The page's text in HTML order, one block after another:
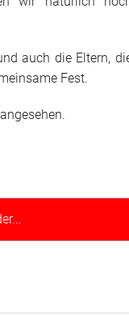
auch die Eltern,
Fest.